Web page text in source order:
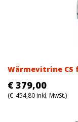
Wärmevitrine CS
€ 379,00
(€ 454,80inkl. MwSt.)